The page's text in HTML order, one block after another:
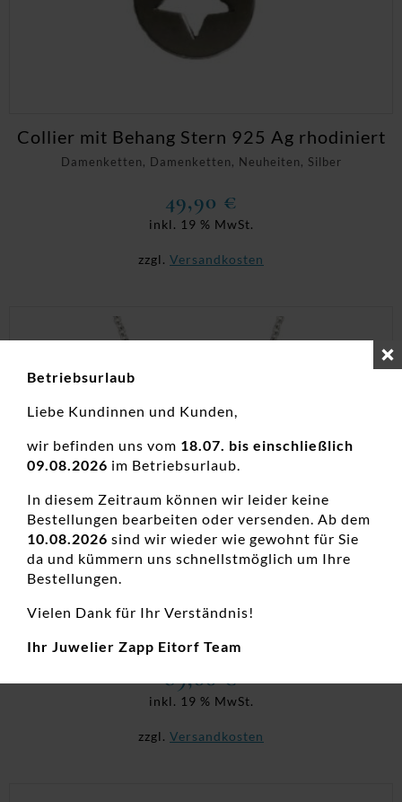
Damenketten, Damenketten, Neuheiten, Silber
Collier mit Behang Stern 925 Ag rhodiniert
49,90 €
inkl. 19 % MwSt.
zzgl. Versandkosten
89,00€
inkl. 19 % MwSt.
zzgl. Versandkosten
Betriebsurlaub
Liebe Kundinnen und Kunden,
wir befinden uns vom 18.07. bis einschließlich
09.08.2026 im Betriebsurlaub.
In diesem Zeitraum können wir leider keine
Bestellungen bearbeiten oder versenden. Ab dem
10.08.2026 sind wir wieder wie gewohnt für Sie
da und kümmern uns schnellstmöglich um Ihre
Bestellungen.
Vielen Dank für Ihr Verständnis!
Ihr Juwelier Zapp Eitorf Team